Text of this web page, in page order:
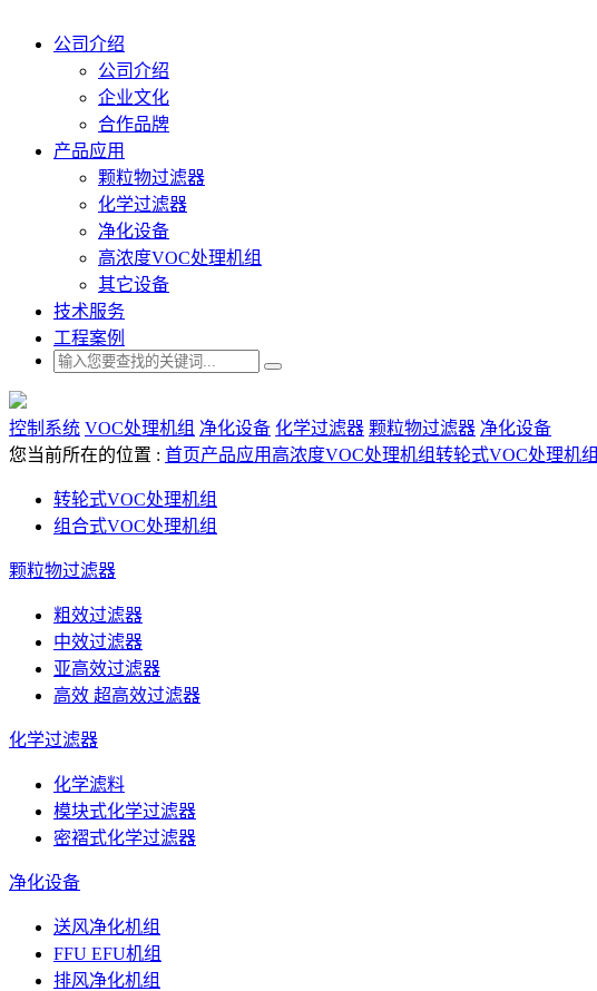
公司介绍
公司介绍
企业文化
合作品牌
产品应用
颗粒物过滤器
化学过滤器
净化设备
高浓度VOC处理机组
其它设备
技术服务
工程案例
控制系统 VOC处理机组 净化设备 化学过滤器 颗粒物过滤器 净化设备
您当前所在的位置 : 首页产品应用 高浓度VOC处理机组转轮式VOC处理机组
转轮式VOC处理机组
组合式VOC处理机组
颗粒物过滤器
粗效过滤器
中效过滤器
亚高效过滤器
高效 超高效过滤器
化学过滤器
化学滤料
模块式化学过滤器
密褶式化学过滤器
净化设备
送风净化机组
FFU EFU机组
排风净化机组